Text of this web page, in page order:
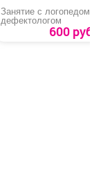
Занятие с логопедом-
дефектологом
600 руб.